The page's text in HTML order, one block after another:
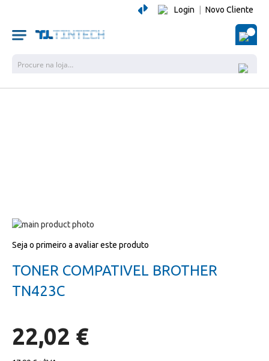
Login Novo Cliente
O
Salte
o
galeria
de
para
início
da
galeria
Seja o primeiro a avaliar este produto
TONER COMPATIVEL BROTHER
TN423C
22,02 €